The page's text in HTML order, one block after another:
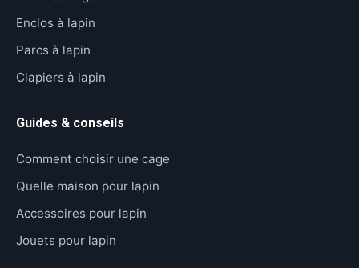
Enclos à lapin
Parcs à lapin
Clapiers à lapin
Guides & conseils
Comment choisir une cage
Quelle maison pour lapin
Accessoires pour lapin
Jouets pour lapin